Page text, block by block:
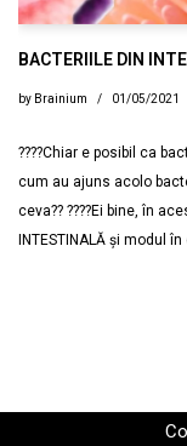
BACTERIILE DIN
by Brainium 01/05/2021
????Chiar e posibil ca
cum au ajuns acolo
ceva?? ????Ei bine, în
INTESTINALĂ și modul